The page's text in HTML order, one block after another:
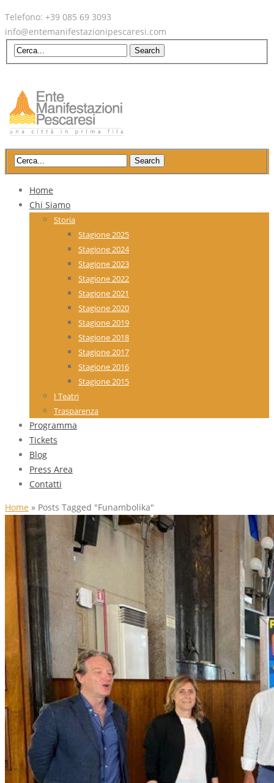
Telefono: +39 085 69 3093
info@entemanifestazionipescaresi.com
Home
Chi Siamo
Storia
Stagione 2025
Stagione 2024
Stagione 2023
Stagione 2022
Stagione 2021
Stagione 2020
Stagione 2019
Stagione 2018
Stagione 2017
Stagione 2016
Stagione 2015
I Teatri
Trasparenza
Programma
Tickets
Blog
Press Area
Contatti
Home » Posts Tagged "Funambolika"